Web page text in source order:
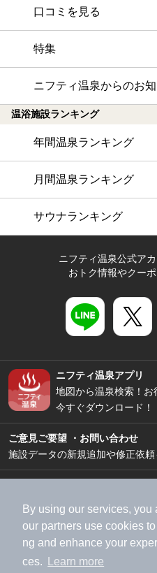
By using our services, you
our partners use cookies
ng and enhance your
ces.
Learn more
口コミを見る
特集
ニフティ温泉からのお
温浴施設ランキング
年間温泉ランキング
月間温泉ランキング
サウナランキング
ニフティ温泉公式ア
おトク情報やクー
ニフティ温泉アプリ
地図から温泉検索！お
今すぐダウンロード！
ご意見ご要望 ・お問い合わせ
施設データの新規追加や修正依頼
加盟店募集（資料請
利用規約
ライフス
特定商取引法に基づく
運営会社